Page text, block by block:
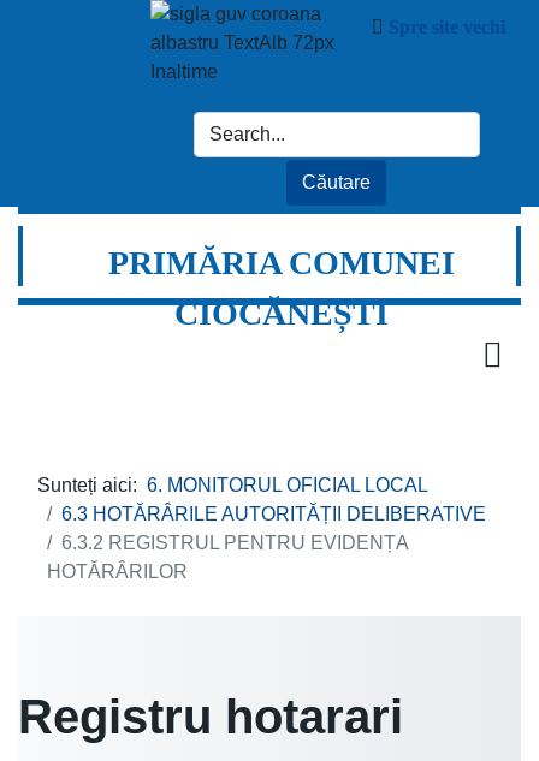
Spre site vechi
PRIMĂRIA COMUNEI
CIOCĂNEȘTI
Sunteți aici: 6. MONITORUL OFICIAL LOCAL
6.3 HOTĂRÂRILE AUTORITĂȚII DELIBERATIVE
6.3.2 REGISTRUL PENTRU EVIDENȚA
HOTĂRÂRILOR
Registru hotarari